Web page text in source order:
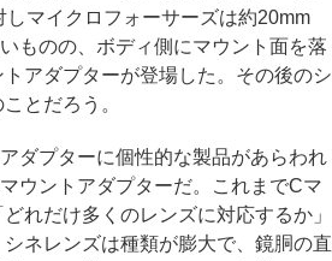
マイクロフォーサーズは約20mm
ものの、ボディ側にマウント面を落
アダプターが登場した。その後のシ
とだろう。
ダプターに個性的な製品があらわれ
ウントアダプターだ。これまでCマ
れだけ多くのレンズに対応するか」
ネレンズは種類が膨大で、鏡胴の直